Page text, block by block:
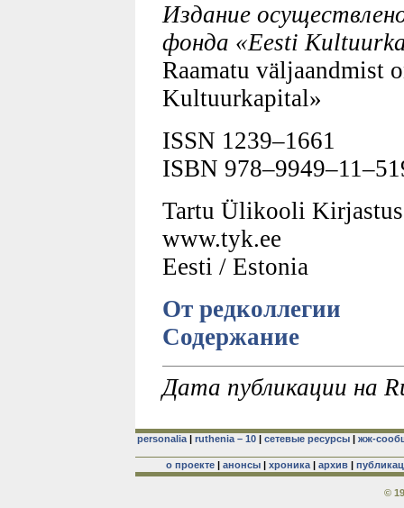
Издание
фонда «Eesti
Raamatu väljaandmist
Kultuurkapital»
ISSN 1239–1661
ISBN
Tartu Ülikooli
www.tyk.ee
Eesti / Estonia
От редколлегии
Содержание
Дата публикации на
personalia| ruthenia – 10| сетевые ресурсы| жж-
о проекте| анонсы| хроника| архив|
©